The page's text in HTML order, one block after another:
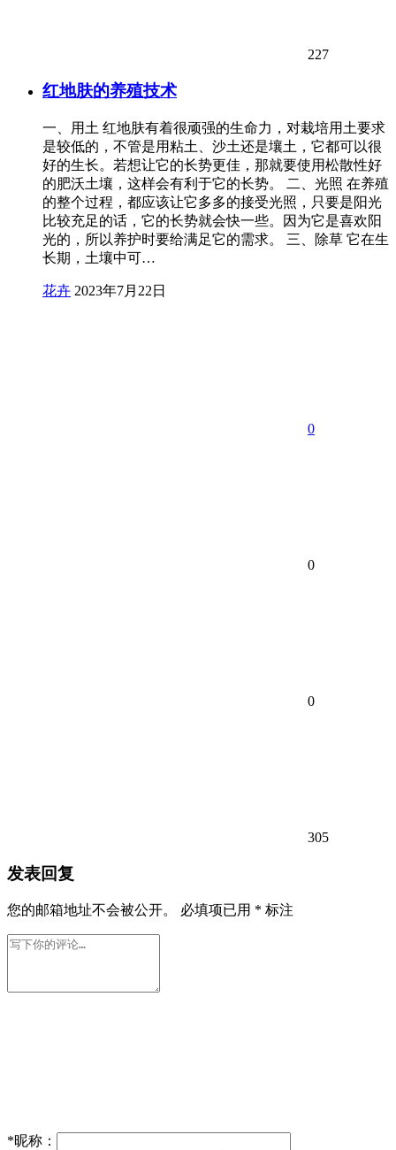
227
红地肤的养殖技术
一、用土 红地肤有着很顽强的生命力，对栽培用土要求
是较低的，不管是用粘土、沙土还是壤土，它都可以很
好的生长。若想让它的长势更佳，那就要使用松散性好
的肥沃土壤，这样会有利于它的长势。 二、光照 在养殖
的整个过程，都应该让它多多的接受光照，只要是阳光
比较充足的话，它的长势就会快一些。因为它是喜欢阳
光的，所以养护时要给满足它的需求。 三、除草 它在生
长期，土壤中可…
花卉 2023年7月22日
0
0
0
305
发表回复
您的邮箱地址不会被公开。 必填项已用 * 标注
*昵称：